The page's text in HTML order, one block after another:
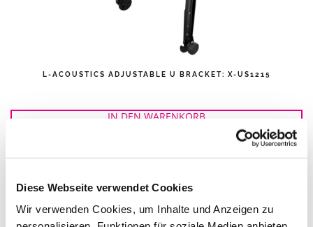
Diese Webseite verwendet Cookies
Wir verwenden Cookies, um Inhalte und Anzeigen zu
L-ACOUSTICS ADJUSTABLE U BRACKET: X-US1215
IN DEN WARENKORB